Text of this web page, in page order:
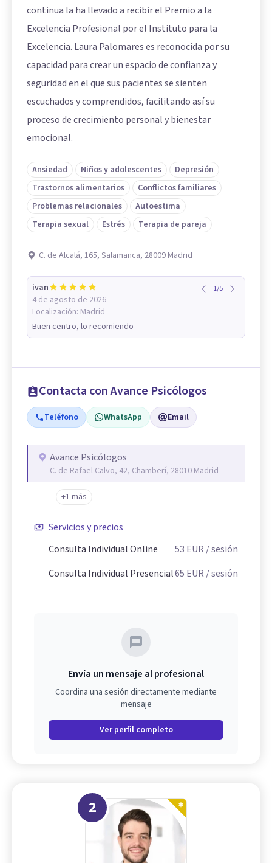
continua la ha llevado a recibir el Premio a la
Excelencia Profesional por el Instituto para la
Excelencia. Laura Palomares es reconocida por su
capacidad para crear un espacio de confianza y
seguridad en el que sus pacientes se sienten
escuchados y comprendidos, facilitando así su
proceso de crecimiento personal y bienestar
emocional.
Ansiedad Niños y adolescentes
Depresión
Trastornos alimentarios
Conflictos familiares
Problemas relacionales
Autoestima
Terapia sexual
Estrés Terapia de pareja
C. de Alcalá, 165, Salamanca, 28009 Madrid
ivan
4 de agosto de 2026
Localización: Madrid
1/5
Buen centro, lo recomiendo
Contacta con Avance Psicólogos
Teléfono WhatsApp Email
Avance Psicólogos
C. de Rafael Calvo, 42, Chamberí, 28010 Madrid
+1 más
Servicios y precios
Consulta Individual Online
53 EUR / sesión
Consulta Individual Presencial65 EUR / sesión
Envía un mensaje al profesional
Coordina una sesión directamente mediante
mensaje
Ver perfil completo
2